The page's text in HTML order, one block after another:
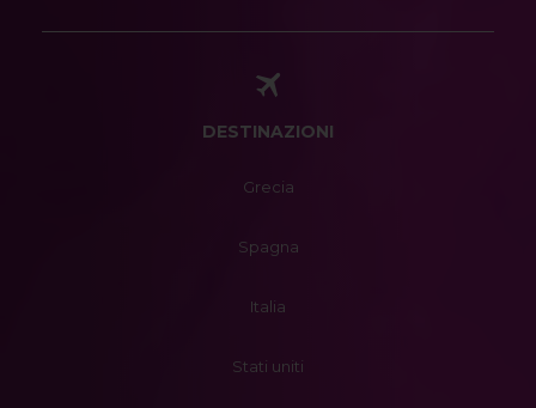
DESTINAZIONI
Grecia
Spagna
Italia
Stati uniti